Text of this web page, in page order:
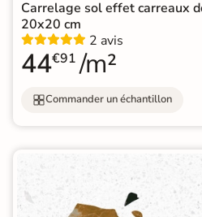
Carrelage sol effet carreaux
20x20 cm
2 avis
44€91 /m²
Commander un échantillon